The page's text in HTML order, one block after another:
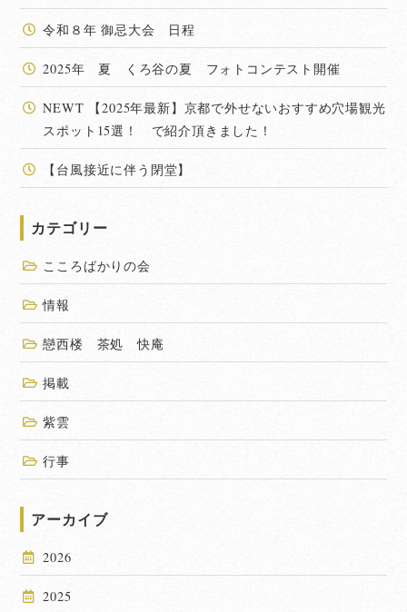
令和８年 御忌大会 日程
2025年 夏 くろ谷の夏 フォトコンテスト開催
NEWT 【2025年最新】京都で外せないおすすめ穴場観光
スポット15選！ で紹介頂きました！
【台風接近に伴う閉堂】
カテゴリー
こころばかりの会
情報
戀西楼 茶処 快庵
掲載
紫雲
行事
アーカイブ
2026
2025